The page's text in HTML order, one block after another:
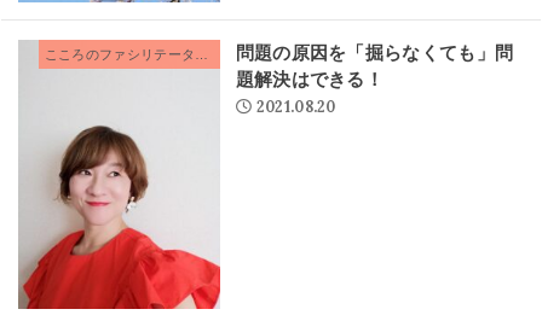
問題の原因を「掘らなくても」問
題解決はできる！
2021.08.20